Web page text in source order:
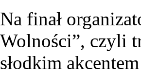
Na finał
Wolności”, czyli
słodkim